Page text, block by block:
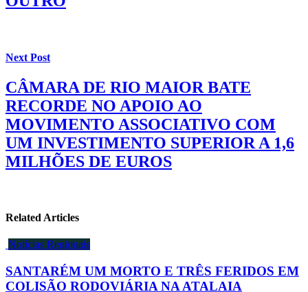
Next Post
CÂMARA DE RIO MAIOR BATE
RECORDE NO APOIO AO
MOVIMENTO ASSOCIATIVO COM
UM INVESTIMENTO SUPERIOR A 1,6
MILHÕES DE EUROS
Related Articles
Notícias Regionais
SANTARÉM UM MORTO E TRÊS FERIDOS EM
COLISÃO RODOVIÁRIA NA ATALAIA